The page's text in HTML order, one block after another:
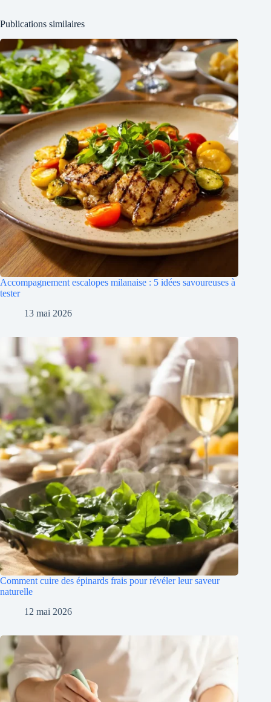
Publications similaires
Accompagnement escalopes milanaise : 5 idées savoureuses à
tester
13 mai 2026
Comment cuire des épinards frais pour révéler leur saveur
naturelle
12 mai 2026